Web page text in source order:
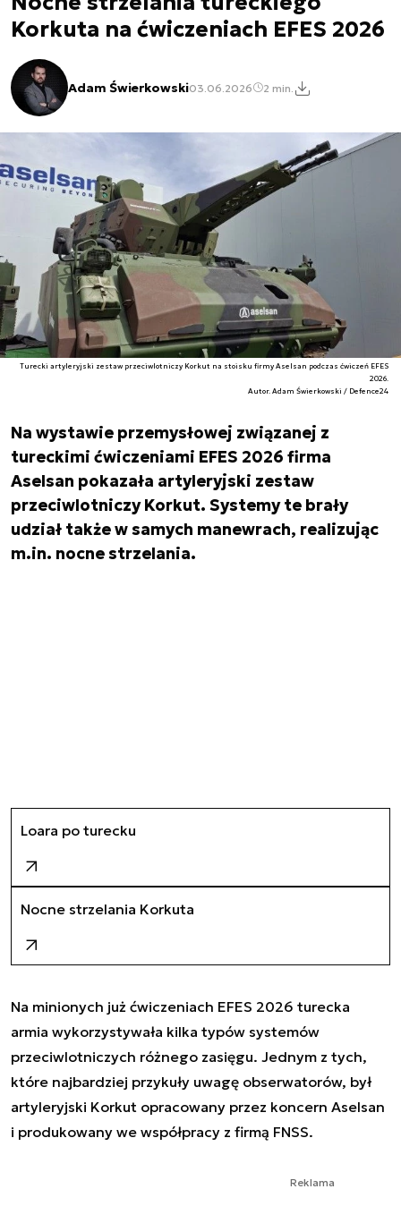
Korkuta na ćwiczeniach EFES 2026
Adam Świerkowski03.06.2026 2 min.
Turecki artyleryjski zestaw przeciwlotniczy Korkut na stoisku firmy Aselsan podczas ćwiczeń EFES
2026.
Autor. Adam Świerkowski / Defence24
Na wystawie przemysłowej związanej z
tureckimi ćwiczeniami EFES 2026 firma
Aselsan pokazała artyleryjski zestaw
przeciwlotniczy Korkut. Systemy te brały
udział także w samych manewrach, realizując
m.in. nocne strzelania.
Loara po turecku
Nocne strzelania Korkuta
Na minionych już ćwiczeniach EFES 2026 turecka
armia wykorzystywała kilka typów systemów
przeciwlotniczych różnego zasięgu. Jednym z tych,
które najbardziej przykuły uwagę obserwatorów, był
artyleryjski Korkut opracowany przez koncern Aselsan
i produkowany we współpracy z firmą FNSS.
Reklama